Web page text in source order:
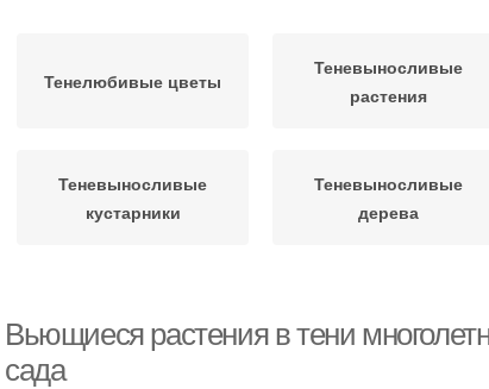
Тенелюбивые цветы
Теневыносливые
растения
Теневыносливые
кустарники
Теневыносливые
дерева
Вьющиеся растения в тени
сада